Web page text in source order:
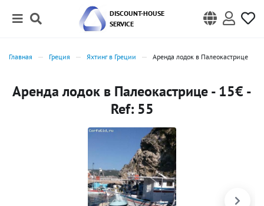
DISCOUNT-HOUSE
SERVICE
Главная Греция Яхтинг в Греции Аренда лодок в Палеокастрице
Аренда лодок в Палеокастрице - 15€ -
Ref: 55